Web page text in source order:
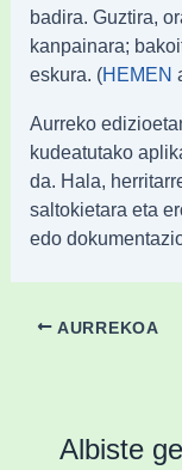
badira. Guztira,
kanpainara;
eskura. (HEMEN
Aurreko
kudeatutako
da. Hala,
saltokietara eta
edo
AURREKOA
Albiste